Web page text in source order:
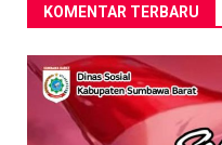
KOMENTAR TERBARU